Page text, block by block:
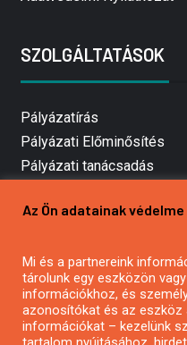
SZOLGÁLTATÁSOK
Pályázatírás
Pályázati Előminősítés
Pályázati tanácsadás
Mezőgazdasági
Pályázatírás civil
Pályázatírás
Pályázatfigyelés
Specifikus
Az Ön adatainak
Mi és a partnereink
tárolunk egy eszközön
információkhoz, és
azonosítókat és az eszköz
információkat – kezelünk